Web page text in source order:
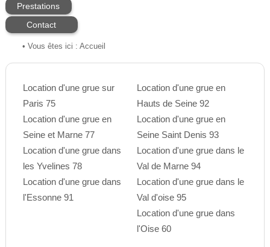
Prestations
Contact
• Vous êtes ici : Accueil
Location d'une grue sur
Paris 75
Location d'une grue en
Seine et Marne 77
Location d'une grue dans
les Yvelines 78
Location d'une grue dans
l'Essonne 91
Location d'une grue en
Hauts de Seine 92
Location d'une grue en
Seine Saint Denis 93
Location d'une grue dans le
Val de Marne 94
Location d'une grue dans le
Val d'oise 95
Location d'une grue dans
l'Oise 60